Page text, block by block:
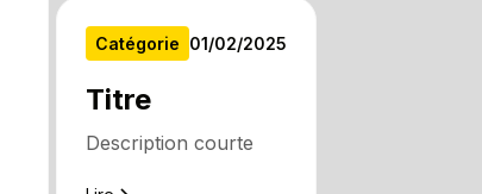
Catégorie 01/02/2025
Titre
Description courte